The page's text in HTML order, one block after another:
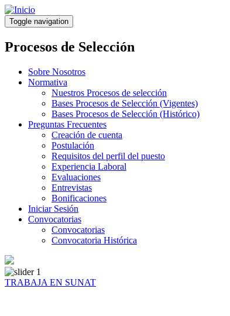
Pasar
al
contenido
principal
Toggle navigation
Procesos de Selección
Sobre Nosotros
Normativa
Nuestros Procesos de selección
Bases Procesos de Selección (Vigentes)
Bases Procesos de Selección (Histórico)
Preguntas Frecuentes
Creación de cuenta
Postulación
Requisitos del perfil del puesto
Experiencia Laboral
Evaluaciones
Entrevistas
Bonificaciones
Iniciar Sesión
Convocatorias
Convocatorias
Convocatoria Histórica
TRABAJA EN SUNAT